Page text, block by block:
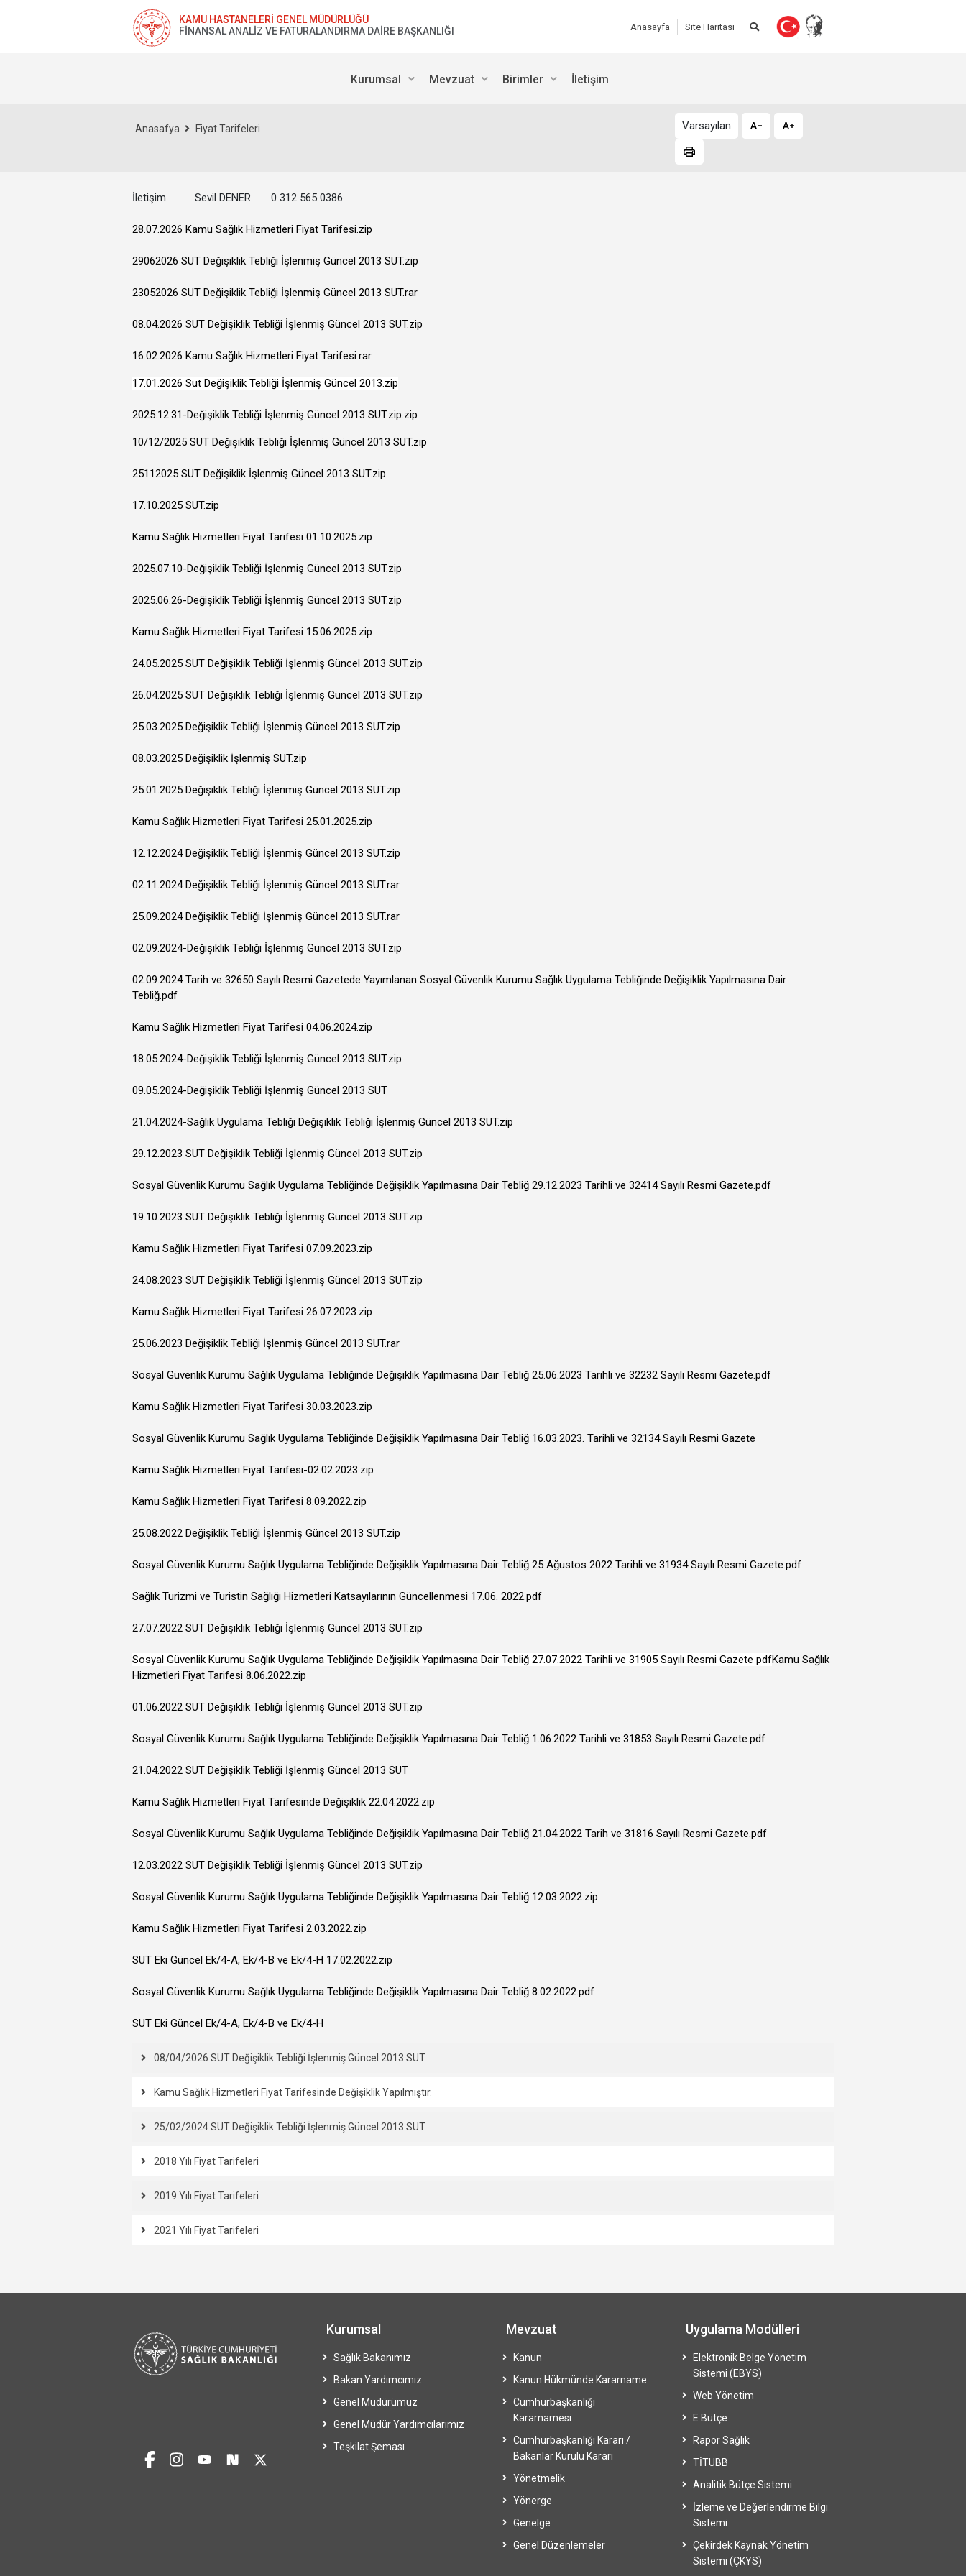
KAMU HASTANELERİ GENEL MÜDÜRLÜĞÜ
FİNANSAL ANALİZ VE FATURALANDIRMA DAİRE BAŞKANLIĞI
Anasayfa Site Haritası
Kurumsal Mevzuat Birimler İletişim
Anasafya Fiyat Tarifeleri Varsayılan
İletişim Sevil DENER 0 312 565 0386
28.07.2026 Kamu Sağlık Hizmetleri Fiyat Tarifesi.zip
29062026 SUT Değişiklik Tebliği İşlenmiş Güncel 2013 SUT.zip
23052026 SUT Değişiklik Tebliği İşlenmiş Güncel 2013 SUT.rar
08.04.2026 SUT Değişiklik Tebliği İşlenmiş Güncel 2013 SUT.zip
16.02.2026 Kamu Sağlık Hizmetleri Fiyat Tarifesi.rar
17.01.2026 Sut Değişiklik Tebliği İşlenmiş Güncel 2013.zip
2025.12.31-Değişiklik Tebliği İşlenmiş Güncel 2013 SUT.zip.zip
10/12/2025 SUT Değişiklik Tebliği İşlenmiş Güncel 2013 SUT.zip
25112025 SUT Değişiklik İşlenmiş Güncel 2013 SUT.zip
17.10.2025 SUT.zip
Kamu Sağlık Hizmetleri Fiyat Tarifesi 01.10.2025.zip
2025.07.10-Değişiklik Tebliği İşlenmiş Güncel 2013 SUT.zip
2025.06.26-Değişiklik Tebliği İşlenmiş Güncel 2013 SUT.zip
Kamu Sağlık Hizmetleri Fiyat Tarifesi 15.06.2025.zip
24.05.2025 SUT Değişiklik Tebliği İşlenmiş Güncel 2013 SUT.zip
26.04.2025 SUT Değişiklik Tebliği İşlenmiş Güncel 2013 SUT.zip
25.03.2025 Değişiklik Tebliği İşlenmiş Güncel 2013 SUT.zip
08.03.2025 Değişiklik İşlenmiş SUT.zip
25.01.2025 Değişiklik Tebliği İşlenmiş Güncel 2013 SUT.zip
Kamu Sağlık Hizmetleri Fiyat Tarifesi 25.01.2025.zip
12.12.2024 Değişiklik Tebliği İşlenmiş Güncel 2013 SUT.zip
02.11.2024 Değişiklik Tebliği İşlenmiş Güncel 2013 SUT.rar
25.09.2024 Değişiklik Tebliği İşlenmiş Güncel 2013 SUT.rar
02.09.2024-Değişiklik Tebliği İşlenmiş Güncel 2013 SUT.zip
02.09.2024 Tarih ve 32650 Sayılı Resmi Gazetede Yayımlanan Sosyal Güvenlik Kurumu Sağlık Uygulama Tebliğinde Değişiklik Yapılmasına Dair
Tebliğ.pdf
Kamu Sağlık Hizmetleri Fiyat Tarifesi 04.06.2024.zip
18.05.2024-Değişiklik Tebliği İşlenmiş Güncel 2013 SUT.zip
09.05.2024-Değişiklik Tebliği İşlenmiş Güncel 2013 SUT
21.04.2024-Sağlık Uygulama Tebliği Değişiklik Tebliği İşlenmiş Güncel 2013 SUT.zip
29.12.2023 SUT Değişiklik Tebliği İşlenmiş Güncel 2013 SUT.zip
Sosyal Güvenlik Kurumu Sağlık Uygulama Tebliğinde Değişiklik Yapılmasına Dair Tebliğ 29.12.2023 Tarihli ve 32414 Sayılı Resmi Gazete.pdf
19.10.2023 SUT Değişiklik Tebliği İşlenmiş Güncel 2013 SUT.zip
Kamu Sağlık Hizmetleri Fiyat Tarifesi 07.09.2023.zip
24.08.2023 SUT Değişiklik Tebliği İşlenmiş Güncel 2013 SUT.zip
Kamu Sağlık Hizmetleri Fiyat Tarifesi 26.07.2023.zip
25.06.2023 Değişiklik Tebliği İşlenmiş Güncel 2013 SUT.rar
Sosyal Güvenlik Kurumu Sağlık Uygulama Tebliğinde Değişiklik Yapılmasına Dair Tebliğ 25.06.2023 Tarihli ve 32232 Sayılı Resmi Gazete.pdf
Kamu Sağlık Hizmetleri Fiyat Tarifesi 30.03.2023.zip
Sosyal Güvenlik Kurumu Sağlık Uygulama Tebliğinde Değişiklik Yapılmasına Dair Tebliğ 16.03.2023. Tarihli ve 32134 Sayılı Resmi Gazete
Kamu Sağlık Hizmetleri Fiyat Tarifesi-02.02.2023.zip
Kamu Sağlık Hizmetleri Fiyat Tarifesi 8.09.2022.zip
25.08.2022 Değişiklik Tebliği İşlenmiş Güncel 2013 SUT.zip
Sosyal Güvenlik Kurumu Sağlık Uygulama Tebliğinde Değişiklik Yapılmasına Dair Tebliğ 25 Ağustos 2022 Tarihli ve 31934 Sayılı Resmi Gazete.pdf
Sağlık Turizmi ve Turistin Sağlığı Hizmetleri Katsayılarının Güncellenmesi 17.06. 2022.pdf
27.07.2022 SUT Değişiklik Tebliği İşlenmiş Güncel 2013 SUT.zip
Sosyal Güvenlik Kurumu Sağlık Uygulama Tebliğinde Değişiklik Yapılmasına Dair Tebliğ 27.07.2022 Tarihli ve 31905 Sayılı Resmi Gazete pdfKamu Sağlık
Hizmetleri Fiyat Tarifesi 8.06.2022.zip
01.06.2022 SUT Değişiklik Tebliği İşlenmiş Güncel 2013 SUT.zip
Sosyal Güvenlik Kurumu Sağlık Uygulama Tebliğinde Değişiklik Yapılmasına Dair Tebliğ 1.06.2022 Tarihli ve 31853 Sayılı Resmi Gazete.pdf
21.04.2022 SUT Değişiklik Tebliği İşlenmiş Güncel 2013 SUT
Kamu Sağlık Hizmetleri Fiyat Tarifesinde Değişiklik 22.04.2022.zip
Sosyal Güvenlik Kurumu Sağlık Uygulama Tebliğinde Değişiklik Yapılmasına Dair Tebliğ 21.04.2022 Tarih ve 31816 Sayılı Resmi Gazete.pdf
12.03.2022 SUT Değişiklik Tebliği İşlenmiş Güncel 2013 SUT.zip
Sosyal Güvenlik Kurumu Sağlık Uygulama Tebliğinde Değişiklik Yapılmasına Dair Tebliğ 12.03.2022.zip
Kamu Sağlık Hizmetleri Fiyat Tarifesi 2.03.2022.zip
SUT Eki Güncel Ek/4-A, Ek/4-B ve Ek/4-H 17.02.2022.zip
Sosyal Güvenlik Kurumu Sağlık Uygulama Tebliğinde Değişiklik Yapılmasına Dair Tebliğ 8.02.2022.pdf
SUT Eki Güncel Ek/4-A, Ek/4-B ve Ek/4-H
08/04/2026 SUT Değişiklik Tebliği İşlenmiş Güncel 2013 SUT
Kamu Sağlık Hizmetleri Fiyat Tarifesinde Değişiklik Yapılmıştır.
25/02/2024 SUT Değişiklik Tebliği İşlenmiş Güncel 2013 SUT
2018 Yılı Fiyat Tarifeleri
2019 Yılı Fiyat Tarifeleri
2021 Yılı Fiyat Tarifeleri
Kurumsal
Sağlık Bakanımız
Bakan Yardımcımız
Genel Müdürümüz
Genel Müdür Yardımcılarımız
Teşkilat Şeması
Mevzuat
Kanun
Kanun Hükmünde Kararname
Cumhurbaşkanlığı
Kararnamesi
Cumhurbaşkanlığı Kararı /
Bakanlar Kurulu Kararı
Yönetmelik
Yönerge
Genelge
Genel Düzenlemeler
Uygulama Modülleri
Elektronik Belge Yönetim
Sistemi (EBYS)
Web Yönetim
E Bütçe
Rapor Sağlık
TİTUBB
Analitik Bütçe Sistemi
İzleme ve Değerlendirme Bilgi
Sistemi
Çekirdek Kaynak Yönetim
Sistemi (ÇKYS)